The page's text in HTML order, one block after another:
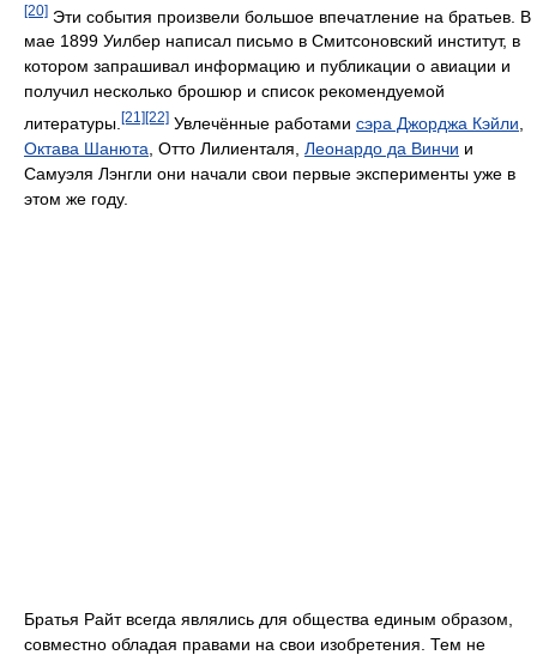
[20] Эти события произвели большое впечатление на братьев. В
мае 1899 Уилбер написал письмо в Смитсоновский институт, в
котором запрашивал информацию и публикации о авиации и
получил несколько брошюр и список рекомендуемой
литературы. [21] [22] Увлечённые работами сэра Джорджа Кэйли
Октава Шанюта , Отто Лилиенталя, Леонардо да Винчи и
Самуэля Лэнгли они начали свои первые эксперименты уже в
этом же году.
Братья Райт всегда являлись для общества единым образом,
совместно обладая правами на свои изобретения. Тем не